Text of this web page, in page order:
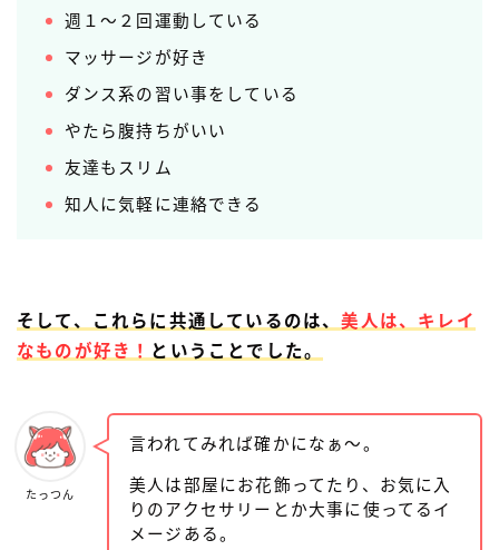
週１〜２回運動している
マッサージが好き
ダンス系の習い事をしている
やたら腹持ちがいい
友達もスリム
知人に気軽に連絡できる
そして、これらに共通しているのは、美人は、キレイ
なものが好き！ ということでした。
たっつん
言われてみれば確かになぁ〜。
美人は部屋にお花飾ってたり、お気に入
りのアクセサリーとか大事に使ってるイ
メージある。